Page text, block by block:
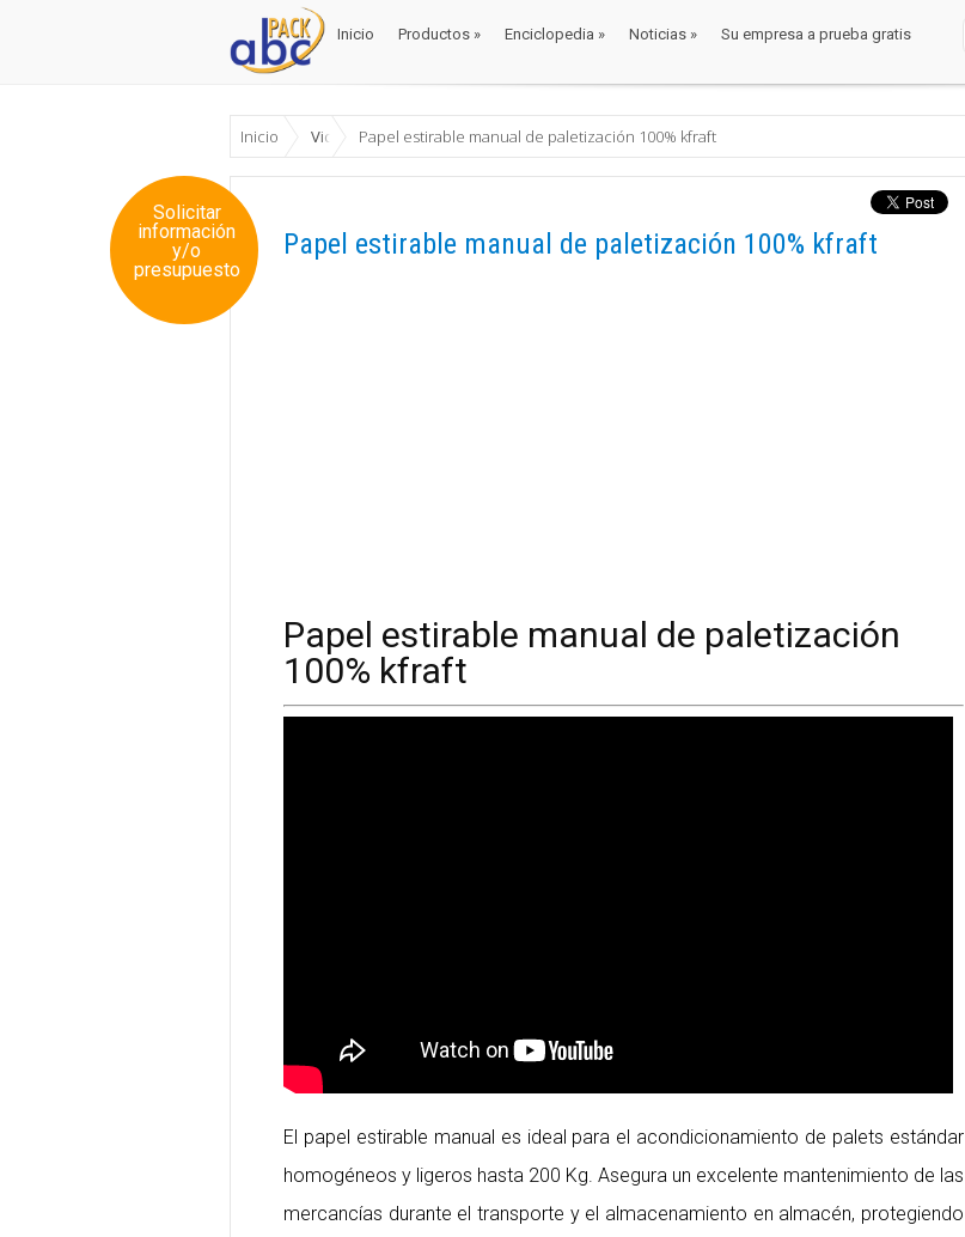
Inicio Productos » Enciclopedia » Noticias » Su empresa a prueba gratis
Inicio VideosPapel estirable manual de paletización 100% kfraft
Solicitar
información
y/o
presupuesto
Papel estirable manual de paletización 100% kfraft
Papel estirable manual de paletización
100% kfraft
El papel estirable manual es ideal para el acondicionamiento de palets estándar
homogéneos y ligeros hasta 200 Kg. Asegura un excelente mantenimiento de las
mercancías durante el transporte y el almacenamiento en almacén, protegiendo